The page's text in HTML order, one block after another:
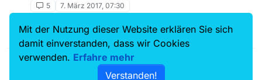
5
7. März 2017, 07:30
14. März 2017, 17:52
Wow klasse, dann bin ich mal gespannt. Thx!
17 / 17
Mit der Nutzung dieser Website erklären Sie sich
damit einverstanden, dass wir Cookies
verwenden. Erfahre mehr
Verstanden!